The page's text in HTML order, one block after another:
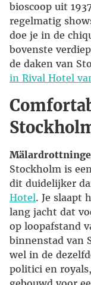
bioscoop uit
regelmatig
doe je in de
bovenste
de daken van
in Rival Hotel
Stockholm is
dit duidelijker
Hotel. Je slaapt
lang jacht dat
op loopafstand
binnenstad van
wel in de
politici en